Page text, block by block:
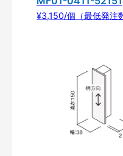
¥3,150/個（最低発注